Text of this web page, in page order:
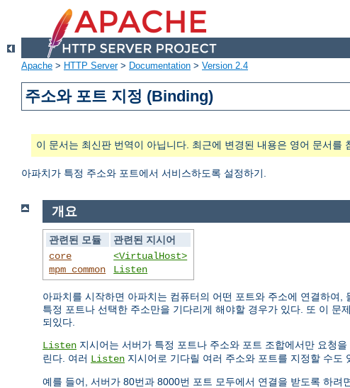
Apache > HTTP Server> Documentation > Version 2.4
주소와 포트 지정 (Binding)
이 문서는 최신판 번역이 아닙니다. 최근에 변경된 내용은 영어 문서를
아파치가 특정 주소와 포트에서 서비스하도록 설정하기.
개요
관련된 모듈
관련된 지시어
core
mpm_common
<VirtualHost>
Listen
아파치를 시작하면 아파치는 컴퓨터의 어떤 포트와 주소에 연결하여
특정 포트나 선택한 주소만을 기다리게 해야할 경우가 있다. 또 이
되있다.
Listen 지시어는 서버가 특정 포트나 주소와 포트 조합에서만 요청을
린다. 여러 Listen 지시어로 기다릴 여러 주소와 포트를 지정할 수도
예를 들어, 서버가 80번과 8000번 포트 모두에서 연결을 받도록 하려